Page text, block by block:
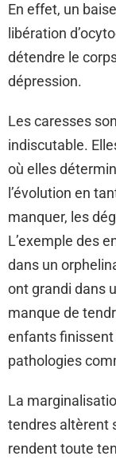
En effet, un
libération
détendre le
dépression.
Les caresses
indiscutable.
où elles
l’évolution en
manquer, les
L’exemple des
dans un
ont grandi dans
manque de
enfants
pathologies
La
tendres altèrent
rendent toute